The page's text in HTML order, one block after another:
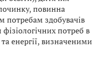
повинна
потребам здобувачів
потреб в
енергії, визначеними